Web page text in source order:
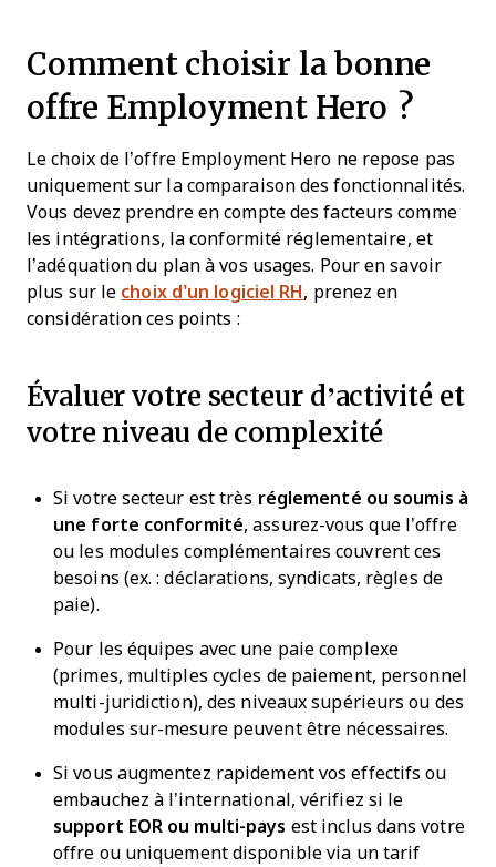
Comment choisir la bonne
offre Employment Hero ?
Le choix de l’offre Employment Hero ne repose pas
uniquement sur la comparaison des fonctionnalités.
Vous devez prendre en compte des facteurs comme
les intégrations, la conformité réglementaire, et
l’adéquation du plan à vos usages. Pour en savoir
plus sur le choix d’un logiciel RH , prenez en
considération ces points :
Évaluer votre secteur d’activité et
votre niveau de complexité
Si votre secteur est très réglementé ou soumis à
une forte conformité, assurez-vous que l’offre
ou les modules complémentaires couvrent ces
besoins (ex. : déclarations, syndicats, règles de
paie).
Pour les équipes avec une paie complexe
(primes, multiples cycles de paiement, personnel
multi-juridiction), des niveaux supérieurs ou des
modules sur-mesure peuvent être nécessaires.
Si vous augmentez rapidement vos effectifs ou
embauchez à l’international, vérifiez si le
support EOR ou multi-pays est inclus dans votre
offre ou uniquement disponible via un tarif